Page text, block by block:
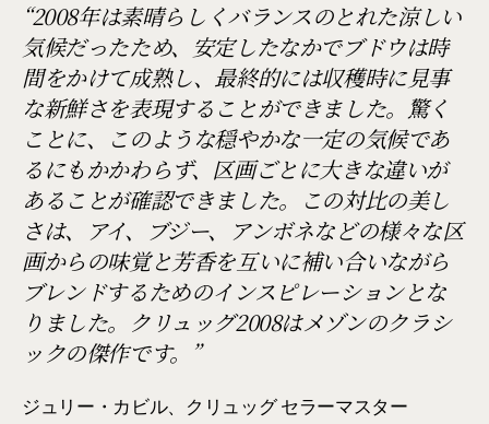
2008年は素晴らしくバランスのとれた涼しい
気候だったため、安定したなかでブドウは時
間をかけて成熟し、最終的には収穫時に見事
な新鮮さを表現することができました。驚く
ことに、このような穏やかな一定の気候であ
るにもかかわらず、区画ごとに大きな違いが
あることが確認できました。この対比の美し
さは、アイ、ブジー、アンボネなどの様々な区
画からの味覚と芳香を互いに補い合いながら
ブレンドするためのインスピレーションとな
りました。クリュッグ2008はメゾンのクラシ
ックの傑作です。
ジュリー・カビル、クリュッグ セラーマスター